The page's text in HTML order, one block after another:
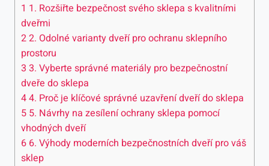
1 1. Rozšiřte bezpečnost svého sklepa s kvalitními
dveřmi
22. Odolné varianty dveří pro ochranu sklepního
prostoru
3 3. Vyberte správné materiály pro bezpečnostní
dveře do sklepa
44. Proč je klíčové správné uzavření dveří do sklepa
5 5. Návrhy na zesílení ochrany sklepa pomocí
vhodných dveří
6 6. Výhody moderních bezpečnostních dveří pro váš
sklep